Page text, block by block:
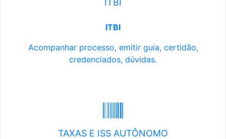
ITBI
ITBI
Acompanhar processo, emitir guia, certidão,
credenciados, dúvidas.
TAXAS E ISS AUTÔNOMO